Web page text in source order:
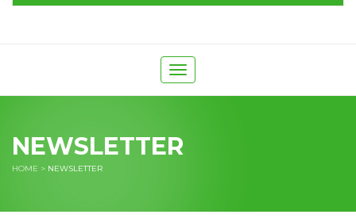
Toggle
navigation
NEWSLETTER
HOME > NEWSLETTER